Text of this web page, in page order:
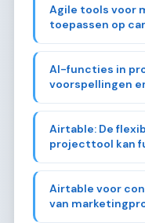
Agile tools voor
toepassen op
AI-functies in
voorspellingen
Airtable: De
projecttool kan
Airtable voor
van